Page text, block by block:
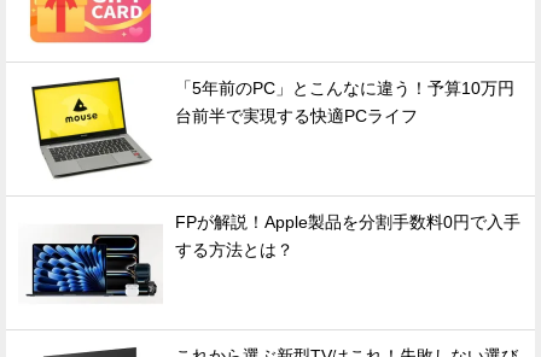
「5年前のPC」とこんなに違う！予算10万円
台前半で実現する快適PCライフ
FPが解説！Apple製品を分割手数料0円で入手
する方法とは？